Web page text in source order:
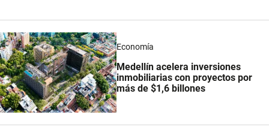
Economía
Medellín acelera inversiones
inmobiliarias con proyectos por
más de $1,6 billones